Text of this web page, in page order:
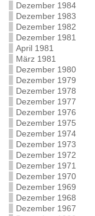
Dezember 1984
Dezember 1983
Dezember 1982
Dezember 1981
April 1981
März 1981
Dezember 1980
Dezember 1979
Dezember 1978
Dezember 1977
Dezember 1976
Dezember 1975
Dezember 1974
Dezember 1973
Dezember 1972
Dezember 1971
Dezember 1970
Dezember 1969
Dezember 1968
Dezember 1967